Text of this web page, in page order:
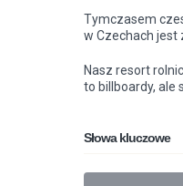
Tymczasem
w Czechach jest
Nasz resort
to billboardy, ale
Słowa kluczowe